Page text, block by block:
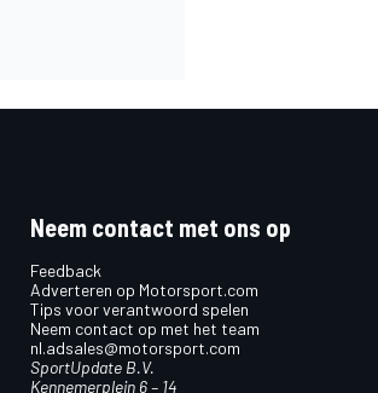
Neem contact met ons op
Feedback
Adverteren op Motorsport.com
Tips voor verantwoord spelen
Neem contact op met het team
nl.adsales@motorsport.com
SportUpdate B.V.
Kennemerplein 6 – 14